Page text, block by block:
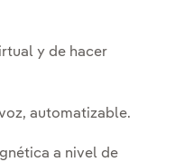
y de hacer
automatizable.
a nivel de